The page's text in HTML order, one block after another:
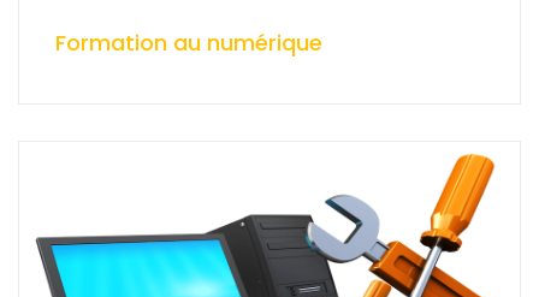
Formation au numérique